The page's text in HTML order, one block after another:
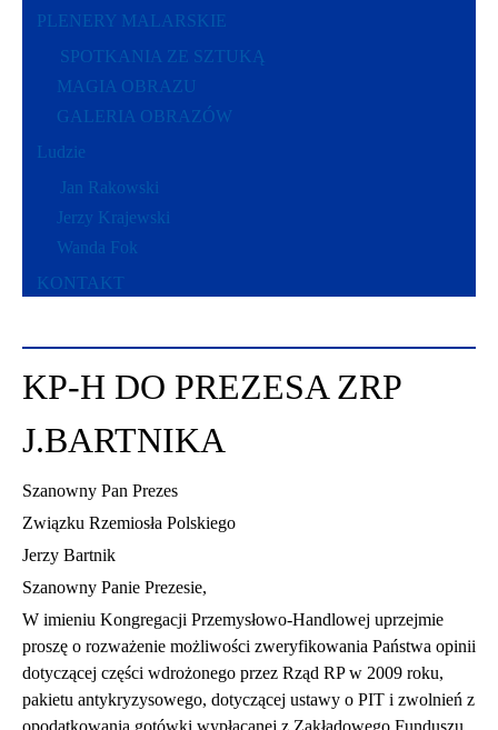
PLENERY MALARSKIE
SPOTKANIA ZE SZTUKĄ
MAGIA OBRAZU
GALERIA OBRAZÓW
Ludzie
Jan Rakowski
Jerzy Krajewski
Wanda Fok
KONTAKT
KP-H DO PREZESA ZRP
J.BARTNIKA
Szanowny Pan Prezes
Związku Rzemiosła Polskiego
Jerzy Bartnik
Szanowny Panie Prezesie,
W imieniu Kongregacji Przemysłowo-Handlowej uprzejmie
proszę o rozważenie możliwości zweryfikowania Państwa opinii
dotyczącej części wdrożonego przez Rząd RP w 2009 roku,
pakietu antykryzysowego, dotyczącej ustawy o PIT i zwolnień z
opodatkowania gotówki wypłacanej z Zakładowego Funduszu